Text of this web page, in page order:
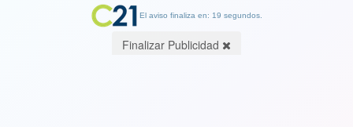
El aviso finaliza en: 19 segundos.
Finalizar Publicidad